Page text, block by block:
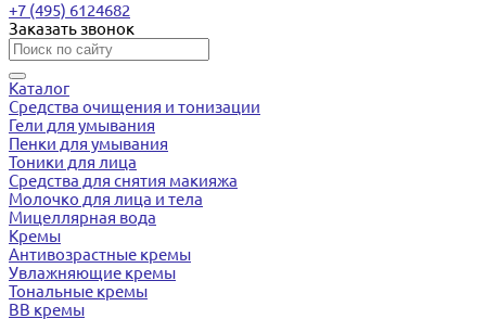
+7 (495) 6124682
Заказать звонок
Каталог
Средства очищения и тонизации
Гели для умывания
Пенки для умывания
Тоники для лица
Средства для снятия макияжа
Молочко для лица и тела
Мицеллярная вода
Кремы
Антивозрастные кремы
Увлажняющие кремы
Тональные кремы
BB кремы